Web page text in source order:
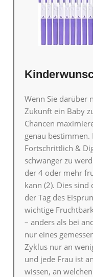
Wenn Sie darüber
Zukunft ein Baby
Chancen
genau
Fortschrittlich &
schwanger zu
der 4 oder mehr
kann (2). Dies sind
der Tag des
wichtige
– anders als bei
nur eines
Zyklus nur an
und jede Frau ist
wissen, an